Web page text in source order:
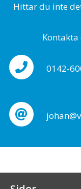
Hittar du inte
Kontakta
0142-